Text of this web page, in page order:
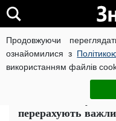
Продовжуючи
ознайомилися з
використанням файлів
ВІЙНА РОСІЇ
Суспільство
Виплати стануть
перерахують